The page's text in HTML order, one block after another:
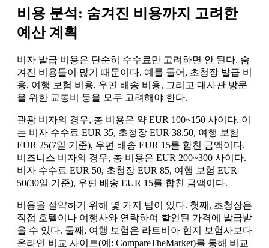
비용 분석: 숨겨진 비용까지 고려한
예산 계획
비자 발급 비용은 단순히 수수료만 고려하면 안 된다. 숨
겨진 비용들이 많기 때문이다. 예를 들어, 초청장 발급 비
용, 여행 보험 비용, 우편 배송 비용, 그리고 대사관 방문
을 위한 교통비 등을 모두 고려해야 한다.
관광 비자의 경우, 총 비용은 약 EUR 100~150 사이다. 이
는 비자 수수료 EUR 35, 초청장 EUR 38.50, 여행 보험
EUR 25(7일 기준), 우편 배송 EUR 15를 합친 금액이다.
비즈니스 비자의 경우, 총 비용은 EUR 200~300 사이다.
비자 수수료 EUR 50, 초청장 EUR 85, 여행 보험 EUR
50(30일 기준), 우편 배송 EUR 15를 합친 금액이다.
비용을 절약하기 위해 몇 가지 팁이 있다. 첫째, 초청장은
직접 호텔이나 여행사와 연락하여 할인된 가격에 발급받
을 수 있다. 둘째, 여행 보험은 라트비아 현지 보험사보다
온라인 비교 사이트(예: CompareTheMarket)를 통해 비교